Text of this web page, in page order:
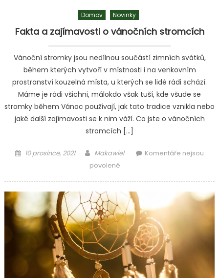
Domov Novinky
Fakta a zajímavosti o vánočních stromcích
Vánoční stromky jsou nedílnou součástí zimních svátků,
během kterých vytvoří v místnosti i na venkovním
prostranství kouzelná místa, u kterých se lidé rádi schází.
Máme je rádi všichni, málokdo však tuší, kde všude se
stromky během Vánoc používají, jak tato tradice vznikla nebo
jaké další zajímavosti se k nim váží. Co jste o vánočních
stromcích […]
Posted
10 prosince, 2021 Author
Makawiel
Komentáře nejsou
povolenéu
názvem
Fakta
zajímavosti
o
vánočních
stromcích